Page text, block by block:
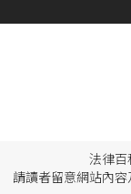
法律百
請讀者留意網站內